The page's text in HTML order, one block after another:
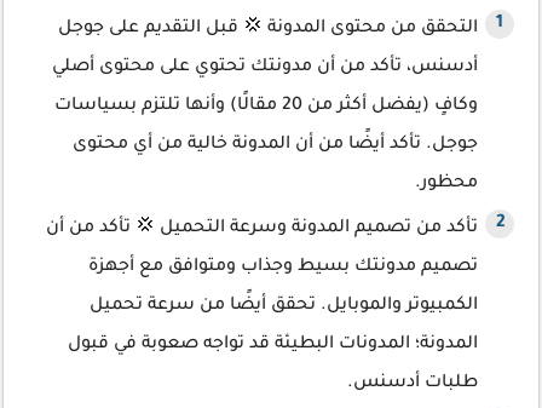
التحقق من محتوى المدونة 💢 قبل التقديم على جوجل
أدسنس، تأكد من أن مدونتك تحتوي على محتوى أصلي
وكافٍ (يفضل أكثر من 20 مقالًا) وأنها تلتزم بسياسات
جوجل. تأكد أيضًا من أن المدونة خالية من أي محتوى
محظور.
تأكد من تصميم المدونة وسرعة التحميل 💢 تأكد من أن
تصميم مدونتك بسيط وجذاب ومتوافق مع أجهزة
الكمبيوتر والموبايل. تحقق أيضًا من سرعة تحميل
المدونة؛ المدونات البطيئة قد تواجه صعوبة في قبول
طلبات أدسنس.